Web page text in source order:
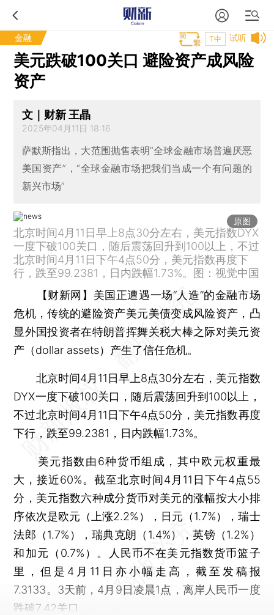
金融 试听
T中
美元跌破100关口 避险资产成风险
资产
文｜财新 王晶
2025年04月11日 18:16
萨默斯指出，大范围抛售表明“全球金融市场普遍厌恶
美国资产”，“全球金融市场把我们当成一个有问题的
新兴市场”
原图
北京时间4月11日早上8点30分左右，美元指数DYX
一度下破100关口，随后震荡回升到100以上，不过
北京时间4月11日下午4点50分，美元指数再度下
行，跌至99.2381，日内跌幅1.73%。图：视觉中国
【财新网】 美国正遭遇一场“人造”的金融市场
危机，传统的避险资产美元美债变成风险资产，凸
显外国投资者在特朗普挥舞关税大棒之际对美元资
产（dollar assets）产生了信任危机。
北京时间4月11日早上8点30分左右，美元指数
DYX一度下破100关口，随后震荡回升到100以上，
不过北京时间4月11日下午4点50分，美元指数再度
下行，跌至99.2381，日内跌幅1.73%。
美元指数由6种货币组成，其中欧元权重最
大，接近60%。截至北京时间4月11日下午4点55
分，美元指数六种成分货币对美元的涨幅按大小排
序依次是欧元（上涨2.2%），日元（1.7%），瑞士
法郎（1.7%），瑞典克朗（1.4%），英镑（1.2%）
和加元（0.7%）。人民币不在美元指数货币篮子
里，但是4月11日亦小幅走高，截至发稿报
7.3133。3天前，4月9日凌晨1点，离岸人民币一度
跌破7.42关口。